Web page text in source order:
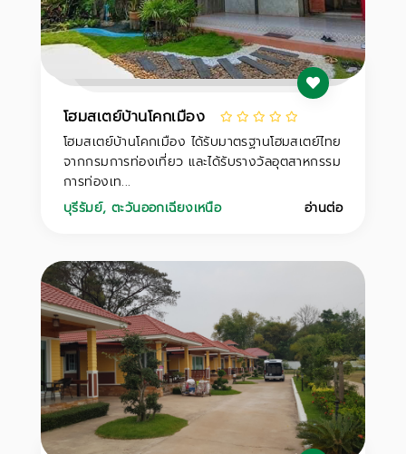
โฮมสเตย์บ้านโคกเมือง
โฮมสเตย์บ้านโคกเมือง ได้รับมาตรฐานโฮมสเตย์ไทย
จากกรมการท่องเที่ยว และได้รับรางวัลอุตสาหกรรม
การท่องเท...
บุรีรัมย์, ตะวันออกเฉียงเหนือ อ่านต่อ